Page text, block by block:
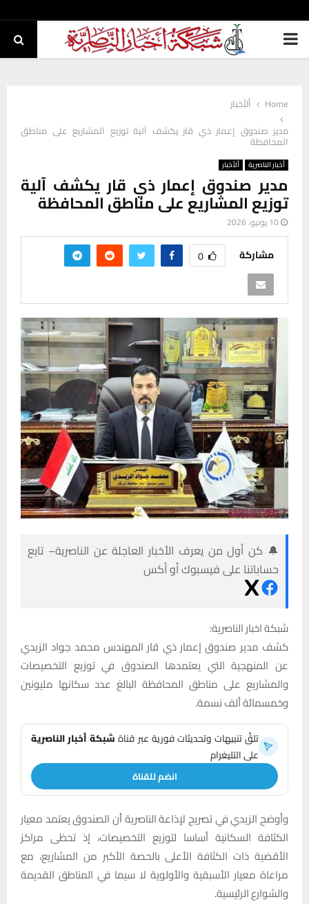
PRIMARY
Home
ألأخبار
مدير صندوق إعمار ذي قار يكشف آلية توزيع المشاريع على مناطق
المحافظة
أخبار الناصرية ألأخبار
مدير صندوق إعمار ذي قار يكشف آلية
توزيع المشاريع على مناطق المحافظة
10 يونيو، 2026
مشاركة 0
🔔 كن أول من يعرف الأخبار العاجلة عن الناصرية– تابع
حساباتنا على فيسبوك أو أكس
شبكة اخبار الناصرية:
كشف مدير صندوق إعمار ذي قار المهندس محمد جواد الزيدي
عن المنهجية التي يعتمدها الصندوق في توزيع التخصيصات
والمشاريع على مناطق المحافظة البالغ عدد سكانها مليونين
وخمسمائة ألف نسمة.
تلقَّ تنبيهات وتحديثات فورية عبر قناةشبكة أخبار الناصرية
على التليغرام
انضم للقناة
وأوضح الزيدي في تصريح لإذاعة الناصرية أن الصندوق يعتمد معيار
الكثافة السكانية أساسا لتوزيع التخصيصات، إذ تحظى مراكز
الأقضية ذات الكثافة الأعلى بالحصة الأكبر من المشاريع، مع
مراعاة معيار الأسبقية والأولوية لا سيما في المناطق القديمة
والشوارع الرئيسية.